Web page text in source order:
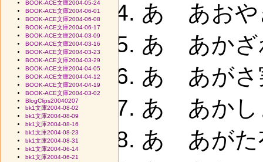
あ あおや
あ あかざ
あ あがさ
あ あかし
あ あが
BOOK-ACE文庫2004-05-24
BOOK-ACE文庫2004-06-01
BOOK-ACE文庫2004-06-08
BOOK-ACE文庫2004-06-17
BOOK-ACE文庫2004-03-09
BOOK-ACE文庫2004-03-16
BOOK-ACE文庫2004-03-23
BOOK-ACE文庫2004-03-29
BOOK-ACE文庫2004-04-05
BOOK-ACE文庫2004-04-12
BOOK-ACE文庫2004-04-19
BOOK-ACE文庫2004-03-02
BlogClips20040207
bk1文庫2004-08-02
bk1文庫2004-08-09
bk1文庫2004-08-16
bk1文庫2004-08-23
bk1文庫2004-08-31
bk1文庫2004-06-14
bk1文庫2004-06-21